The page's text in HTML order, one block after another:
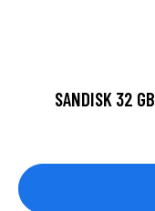
SANDISK 32